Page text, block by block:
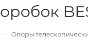
Опоры